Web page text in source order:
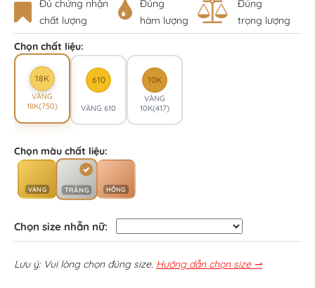
Đủ chứng nhận
chất lượng
Đúng
hàm lượng
Đúng
trọng lượng
Chọn chất liệu:
18K
VÀNG
18K(750)
610
VÀNG 610
10K
VÀNG
10K(417)
Chọn màu chất liệu:
VÀNG TRẮNG HỒNG
Chọn size nhẫn nữ:
Lưu ý: Vui lòng chọn đúng size. Hướng dẫn chọn size ⇀